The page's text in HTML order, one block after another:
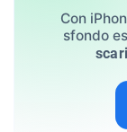
Con
sfondo